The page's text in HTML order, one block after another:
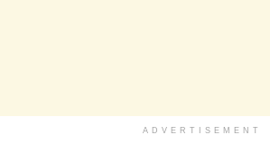
ADVERTISEMENT